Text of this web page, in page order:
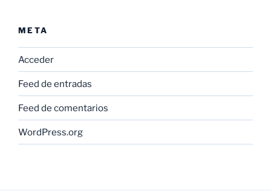
META
Acceder
Feed de entradas
Feed de comentarios
WordPress.org